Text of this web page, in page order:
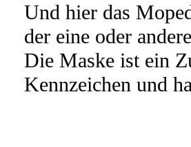
Und hier das
der eine oder
Die Maske ist ein
Kennzeichen und